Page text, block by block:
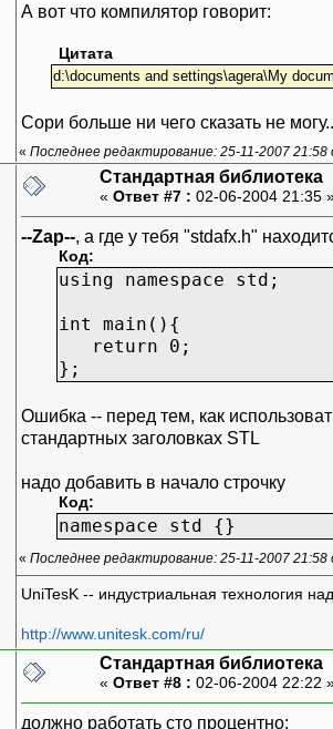
А вот что компилятор говорит:
Цитата
d:\documents and settings\agera\My
Сори больше ни чего сказать не
« Последнее редактирование: 25-11-2007 21:58
Стандартная библиотека
« Ответ #7 : 02-06-2004 21:35
--Zap--, а где у тебя "stdafx.h"
Код:
using namespace std;
int main(){
return 0;
};
Ошибка -- перед тем, как
стандартных заголовках STL
надо добавить в начало строчку
Код:
namespace std {}
« Последнее редактирование: 25-11-2007 21:58
UniTesK -- индустриальная технология
http://www.unitesk.com/ru/
Стандартная библиотека
« Ответ #8 : 02-06-2004 22:22
должно работать сто процентно: